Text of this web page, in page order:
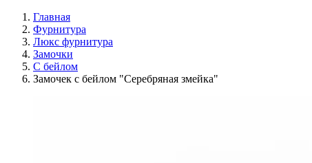
Главная
Фурнитура
Люкс фурнитура
Замочки
С бейлом
Замочек с бейлом "Серебряная змейка"